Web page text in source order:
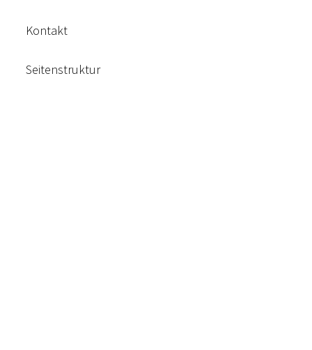
Kontakt
Seitenstruktur